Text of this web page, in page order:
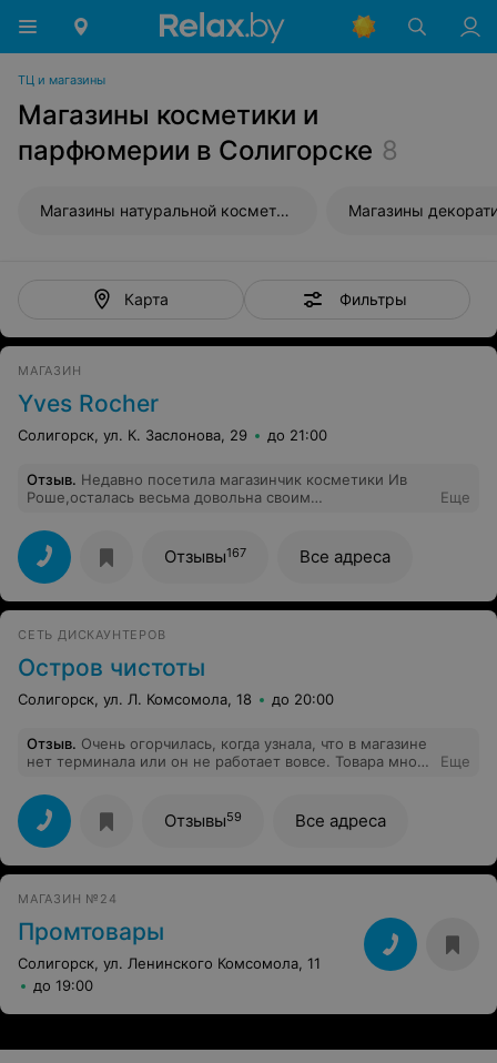
ТЦ и магазины
Магазины косметики и
парфюмерии в Солигорске 8
Магазины натуральной косметики
Карта Фильтры
МАГАЗИН
Yves Rocher
Солигорск, ул. К. Заслонова, 29 до 21:00
Отзыв. Недавно посетила магазинчик косметики Ив
Роше,осталась весьма довольна своим
тебя сразу же встречают приветливые улыбки
продавцов,обслуживание на высшем уровне,если есть
сомнения в подборе косметических средств,можно
получить консультацию у тех же продавцов,покупала
шампунь с Жожоба и крем для лица линии
дальше приобретать продукцию этой марки.
Еще
Отзывы167 Все адреса
СЕТЬ ДИСКАУНТЕРОВ
Остров чистоты
Солигорск, ул. Л. Комсомола, 18 до 20:00
Отзыв. Очень огорчилась, когда узнала, что в магазине
нет терминала или он не работает вовсе. Товара много
Еще
Отзывы59 Все адреса
МАГАЗИН №24
Промтовары
Солигорск, ул. Ленинского Комсомола, 11
до 19:00